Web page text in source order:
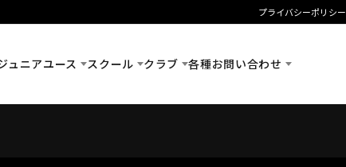
プライバシーポリシー
ュニアユース スクール クラブ 各種お問い合わせ